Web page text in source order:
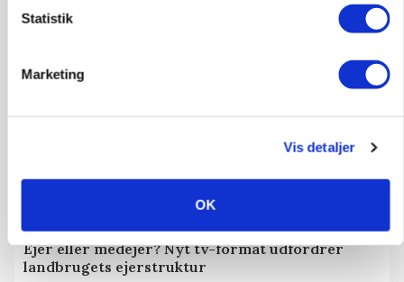
Statistik
Marketing
Vis detaljer
OK
BUSINESS
Ejer eller medejer? Nyt tv-format udfordrer
landbrugets ejerstruktur